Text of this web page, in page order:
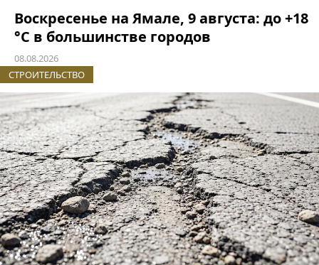
Воскресенье на Ямале, 9 августа: до +18
°C в большинстве городов
08.08.2026
СТРОИТЕЛЬСТВО